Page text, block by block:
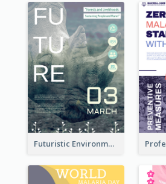
Futuristic Environmentally Friendly Messages Poster Design